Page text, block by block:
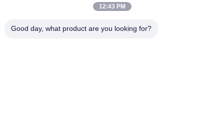
12:43 PM
Good day, what product are you looking for?